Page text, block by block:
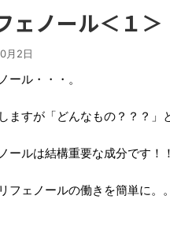
ェノール＜１＞
月2日
ール・・・。
ますが「どんなもの？？？」
ールは結構重要な成分です！！
フェノールの働きを簡単に。